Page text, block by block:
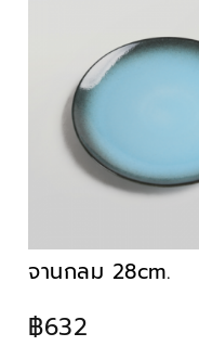
จานกลม 28cm.
฿632